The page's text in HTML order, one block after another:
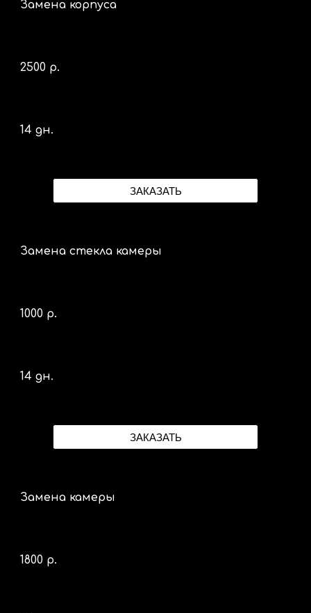
Замена корпуса
2500 р.
14 дн.
ЗАКАЗАТЬ
Замена стекла камеры
1000 р.
14 дн.
ЗАКАЗАТЬ
Замена камеры
1800 р.